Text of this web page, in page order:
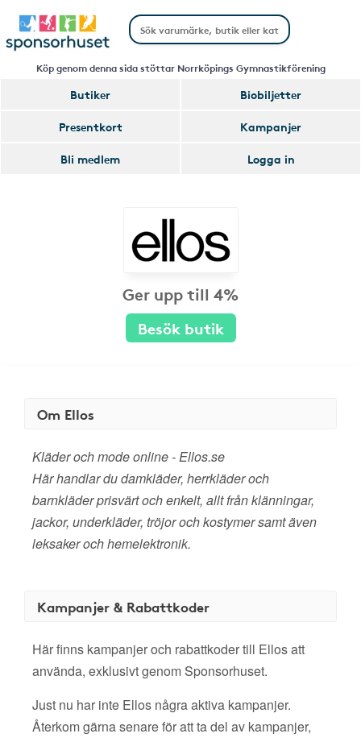
Köp genom denna sida stöttar Norrköpings Gymnastikförening
Butiker
Biobiljetter
Presentkort
Kampanjer
Bli medlem
Logga in
Ger upp till 4%
Besök butik
Om Ellos
Kläder och mode online - Ellos.se
Här handlar du damkläder, herrkläder och
barnkläder prisvärt och enkelt, allt från klänningar,
jackor, underkläder, tröjor och kostymer samt även
leksaker och hemelektronik.
Kampanjer & Rabattkoder
Här finns kampanjer och rabattkoder till Ellos att
använda, exklusivt genom Sponsorhuset.
Just nu har inte Ellos några aktiva kampanjer.
Återkom gärna senare för att ta del av kampanjer,